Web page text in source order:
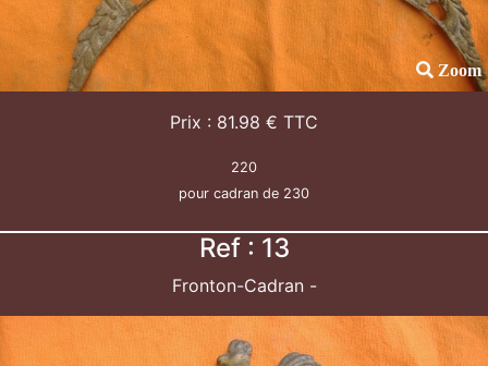
Zoom
Prix : 81.98 € TTC
220
pour cadran de 230
Ref : 13
Fronton-Cadran -